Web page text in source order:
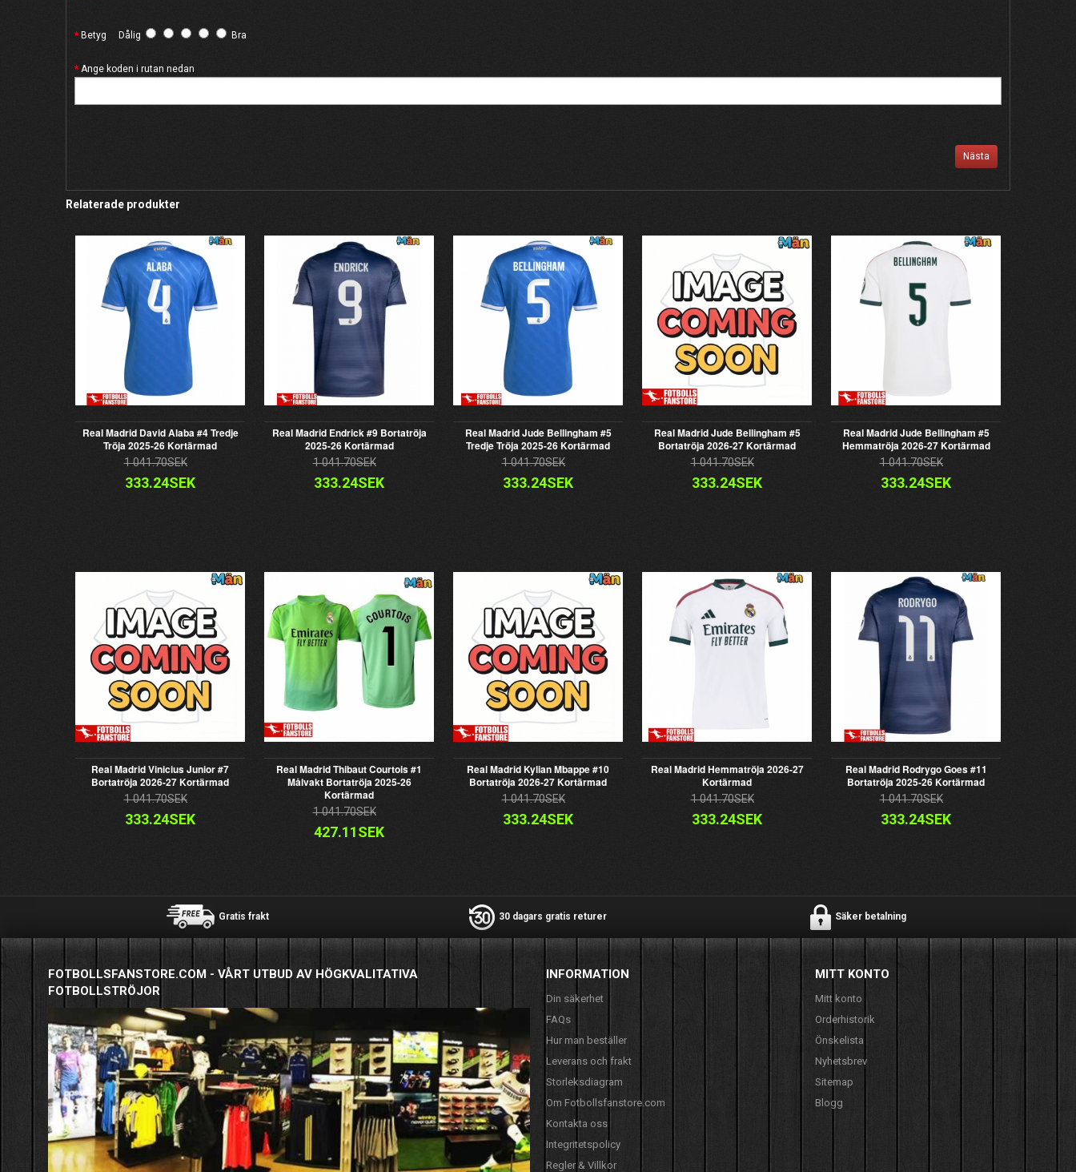
Betyg Dålig Bra
Ange koden i rutan nedan
Nästa
Relaterade produkter
Real Madrid David Alaba #4 Tredje
Tröja 2025-26 Kortärmad
1 041.70SEK
333.24SEK
Real Madrid Endrick #9 Bortatröja
2025-26 Kortärmad
1 041.70SEK
333.24SEK
Real Madrid Jude Bellingham #5
Tredje Tröja 2025-26 Kortärmad
1 041.70SEK
333.24SEK
Real Madrid Jude Bellingham #5
Bortatröja 2026-27 Kortärmad
1 041.70SEK
333.24SEK
Real Madrid Jude Bellingham #5
Hemmatröja 2026-27 Kortärmad
1 041.70SEK
333.24SEK
Real Madrid Vinicius Junior #7
Bortatröja 2026-27 Kortärmad
1 041.70SEK
333.24SEK
Real Madrid Thibaut Courtois #1
Målvakt Bortatröja 2025-26
Kortärmad
1 041.70SEK
427.11SEK
Real Madrid Kylian Mbappe #10
Bortatröja 2026-27 Kortärmad
1 041.70SEK
333.24SEK
Real Madrid Hemmatröja 2026-27
Kortärmad
1 041.70SEK
333.24SEK
Real Madrid Rodrygo Goes #11
Bortatröja 2025-26 Kortärmad
1 041.70SEK
333.24SEK
Gratis frakt 30 dagars gratis returer Säker betalning
FOTBOLLSFANSTORE.COM - VÅRT UTBUD AV HÖGKVALITATIVA
FOTBOLLSTRÖJOR
INFORMATION
Din säkerhet
FAQs
Hur man beställer
Leverans och frakt
Storleksdiagram
Om Fotbollsfanstore.com
Kontakta oss
Integritetspolicy
Regler & Villkor
MITT KONTO
Mitt konto
Orderhistorik
Önskelista
Nyhetsbrev
Sitemap
Blogg